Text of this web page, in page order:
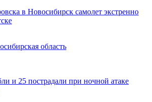
в Новосибирск самолет экстренно
область
и 25 пострадали при ночной атаке